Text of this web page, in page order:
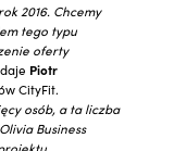
2016. Chcemy
tego typu
oferty
Piotr
CityFit.
osób, a ta liczba
Business